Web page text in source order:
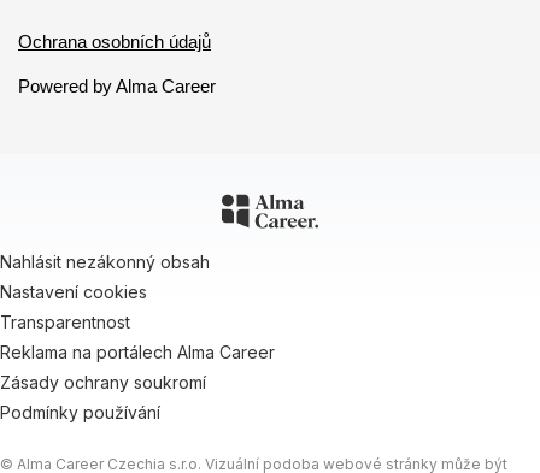
Ochrana osobních údajů
Powered by Alma Career
Nahlásit nezákonný obsah
Nastavení cookies
Transparentnost
Reklama na portálech Alma Career
Zásady ochrany soukromí
Podmínky používání
© Alma Career Czechia s.r.o. Vizuální podoba webové stránky může být